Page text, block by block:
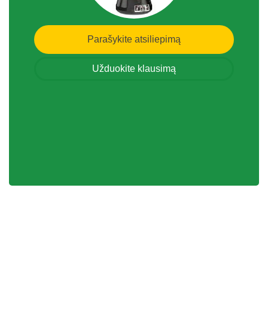
Parašykite atsiliepimą
Užduokite klausimą